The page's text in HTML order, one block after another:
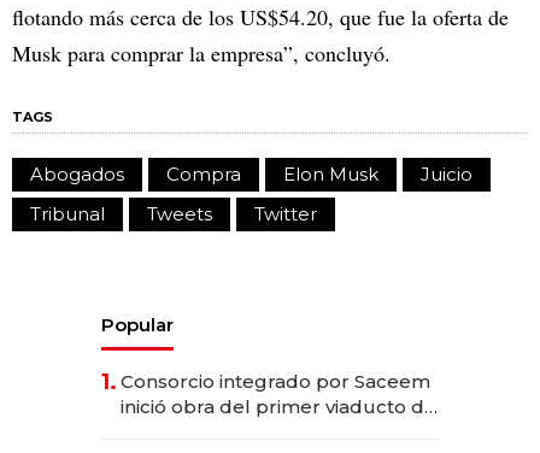
flotando más cerca de los US$54.20, que fue la oferta de
Musk para comprar la empresa”, concluyó.
TAGS
Abogados Compra Elon Musk
Juicio
Tribunal
Tweets Twitter
Popular
1. Consorcio integrado por Saceem
inició obra del primer viaducto de